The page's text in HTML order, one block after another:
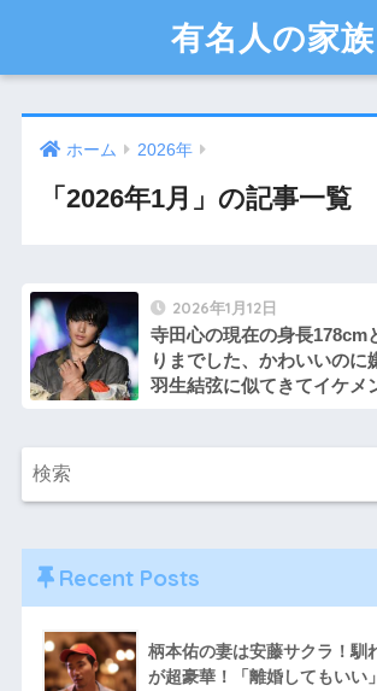
有名人の家族
ホーム 2026年
「2026年1月」の記事一覧
2026年1月12日
寺田心の現在の身長178cm
りまでした、かわいいのに
羽生結弦に似てきてイケメ
Recent Posts
柄本佑の妻は安藤サクラ！馴
が超豪華！「離婚してもいい